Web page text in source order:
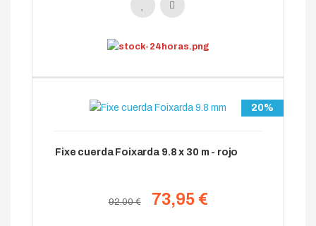
20%
Fixe cuerda Foixarda 9.8 x 30 m - rojo
92.00 € 73,95 €